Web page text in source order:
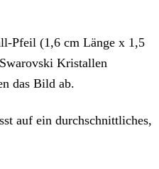
Pfeil (1,6 cm Länge x 1,5
Kristallen
das Bild ab.
auf ein durchschnittliches,